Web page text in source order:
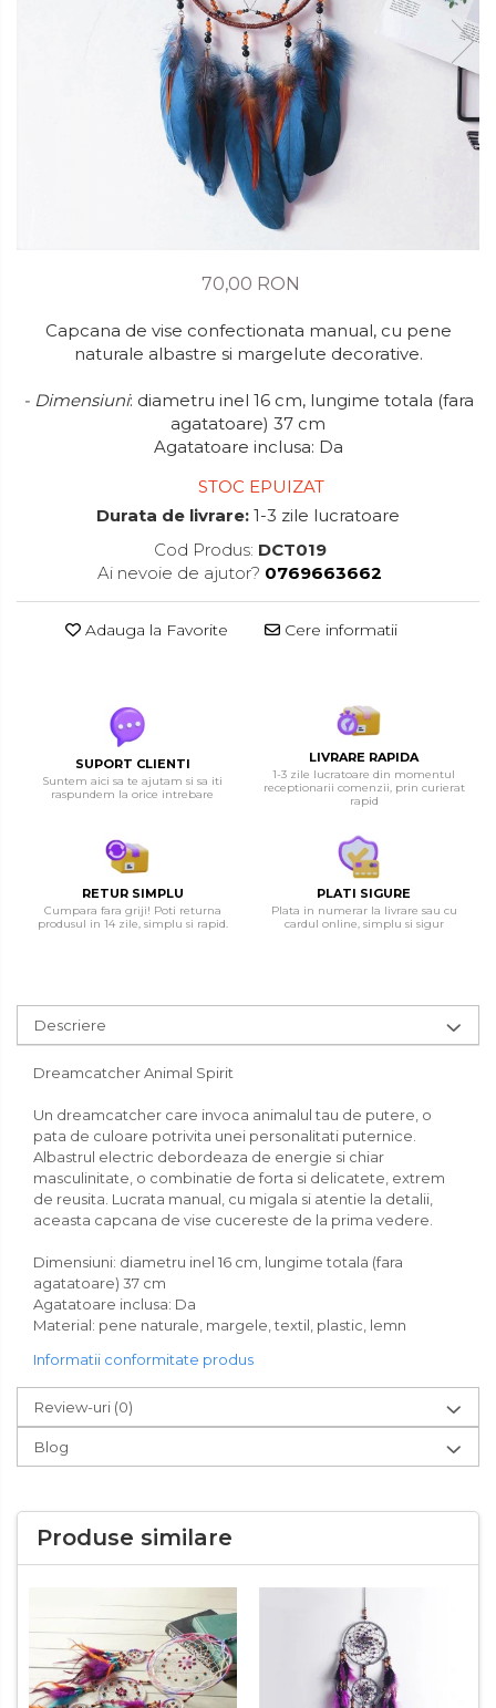
70,00 RON
Capcana de vise confectionata manual, cu pene
naturale albastre si margelute decorative.
- Dimensiuni: diametru inel 16 cm, lungime totala (fara
agatatoare) 37 cm
Agatatoare inclusa: Da
STOC EPUIZAT
Durata de livrare: 1-3 zile lucratoare
Cod Produs: DCT019
Ai nevoie de ajutor? 0769663662
Adauga la Favorite Cere informatii
SUPORT CLIENTI
Suntem aici sa te ajutam si sa iti
raspundem la orice intrebare
LIVRARE RAPIDA
1-3 zile lucratoare din momentul
receptionarii comenzii, prin curierat
rapid
RETUR SIMPLU
Cumpara fara griji! Poti returna
produsul in 14 zile, simplu si rapid.
PLATI SIGURE
Plata in numerar la livrare sau cu
cardul online, simplu si sigur
Descriere
Dreamcatcher Animal Spirit
Un dreamcatcher care invoca animalul tau de putere, o
pata de culoare potrivita unei personalitati puternice.
Albastrul electric debordeaza de energie si chiar
masculinitate, o combinatie de forta si delicatete, extrem
de reusita. Lucrata manual, cu migala si atentie la detalii,
aceasta capcana de vise cucereste de la prima vedere.
Dimensiuni: diametru inel 16 cm, lungime totala (fara
agatatoare) 37 cm
Agatatoare inclusa: Da
Material: pene naturale, margele, textil, plastic, lemn
Informatii conformitate produs
Review-uri (0)
Blog
Produse similare